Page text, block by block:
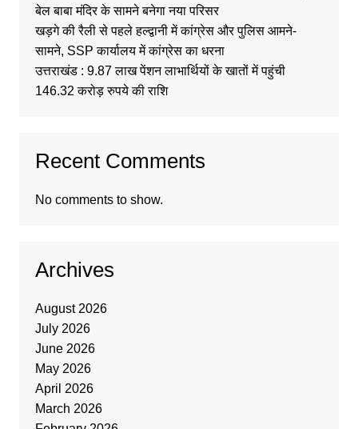
बेल बाबा मंदिर के सामने बनेगा नया परिसर
खड़गे की रैली से पहले हल्द्वानी में कांग्रेस और पुलिस आमने-
सामने, SSP कार्यालय में कांग्रेस का धरना
उत्तराखंड : 9.87 लाख पेंशन लाभार्थियों के खातों में पहुंची
146.32 करोड़ रुपये की राशि
Recent Comments
No comments to show.
Archives
August 2026
July 2026
June 2026
May 2026
April 2026
March 2026